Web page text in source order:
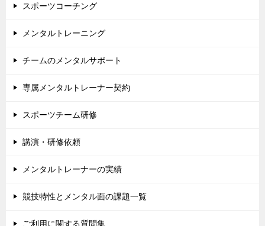
スポーツコーチング
メンタルトレーニング
チームのメンタルサポート
専属メンタルトレーナー契約
スポーツチーム研修
講演・研修依頼
メンタルトレーナーの実績
競技特性とメンタル面の課題一覧
ご利用に関する質問集